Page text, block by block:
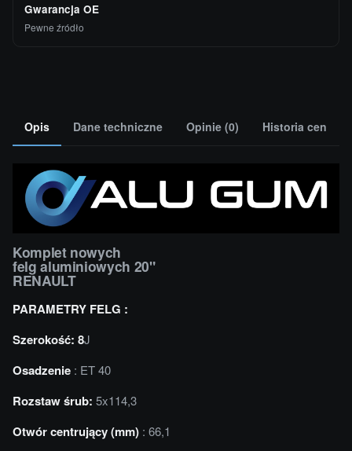
Gwarancja OE
Pewne źródło
Opis Dane techniczne Opinie (0) Historia cen
Komplet nowych
felg aluminiowych 20"
RENAULT
PARAMETRY FELG :
Szerokość: 8J
Osadzenie : ET 40
Rozstaw śrub: 5x114,3
Otwór centrujący (mm) : 66,1